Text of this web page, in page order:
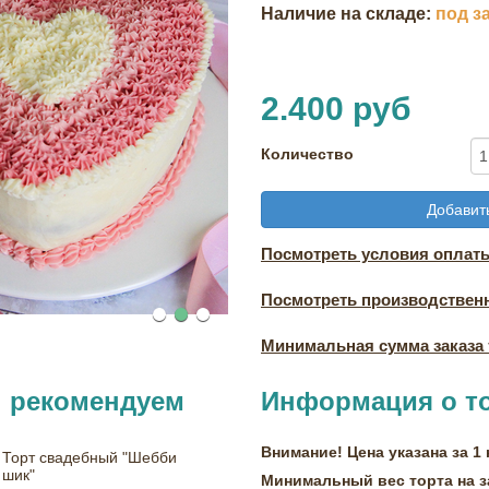
Наличие на складе: под
2.400 руб
Количество
Посмотреть условия
Посмотреть
Минимальная сумма заказа
Торт свадебный "Шебби
шик"
Информация о
Внимание! Цена указана за 1
Минимальный вес торта на